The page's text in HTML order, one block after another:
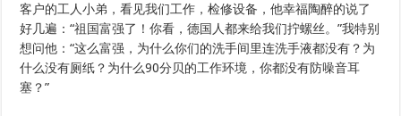
客户的工人小弟，看见我们工作，检修设备，他幸福陶醉的说了
好几遍：“祖国富强了！你看，德国人都来给我们拧螺丝。”我特别
想问他：“这么富强，为什么你们的洗手间里连洗手液都没有？为
什么没有厕纸？为什么90分贝的工作环境，你都没有防噪音耳
塞？”